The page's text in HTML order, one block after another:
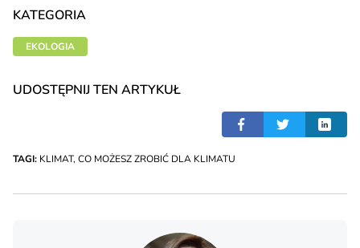
KATEGORIA
EKOLOGIA
UDOSTĘPNIJ TEN ARTYKUŁ
TAGI: KLIMAT, CO MOŻESZ ZROBIĆ DLA KLIMATU